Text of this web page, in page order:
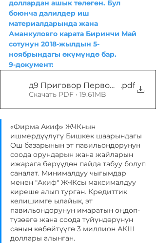
доллардан ашык төлөгөн. Бул
боюнча далилдер иш
материалдарында жана
Аманкуловго карата Биринчи Май
сотунун 2018-жылдын 5-
ноябрындагы өкүмүндө бар.
9-документ:
д9 Приговор Первомайского
.pdf
Скачать PDF • 19.61MB
«Фирма Акиф» ЖЧКнын
ишмердүүлүгү Бишкек шаарындагы
Ош базарынын эт павильондорунун
соода орундарын жана жайларын
ижарага берүүдөн пайда табуу болуп
саналат. Минималдуу чыгымдар
менен "Акиф" ЖЧКсы максималдуу
киреше алып турган. Кредиттик
келишимге ылайык, эт
павильондорунун имаратын оңдоп-
түзөөгө жана соода түйүндөрүнүн
санын көбөйтүүгө 3 миллион АКШ
доллары алынган.